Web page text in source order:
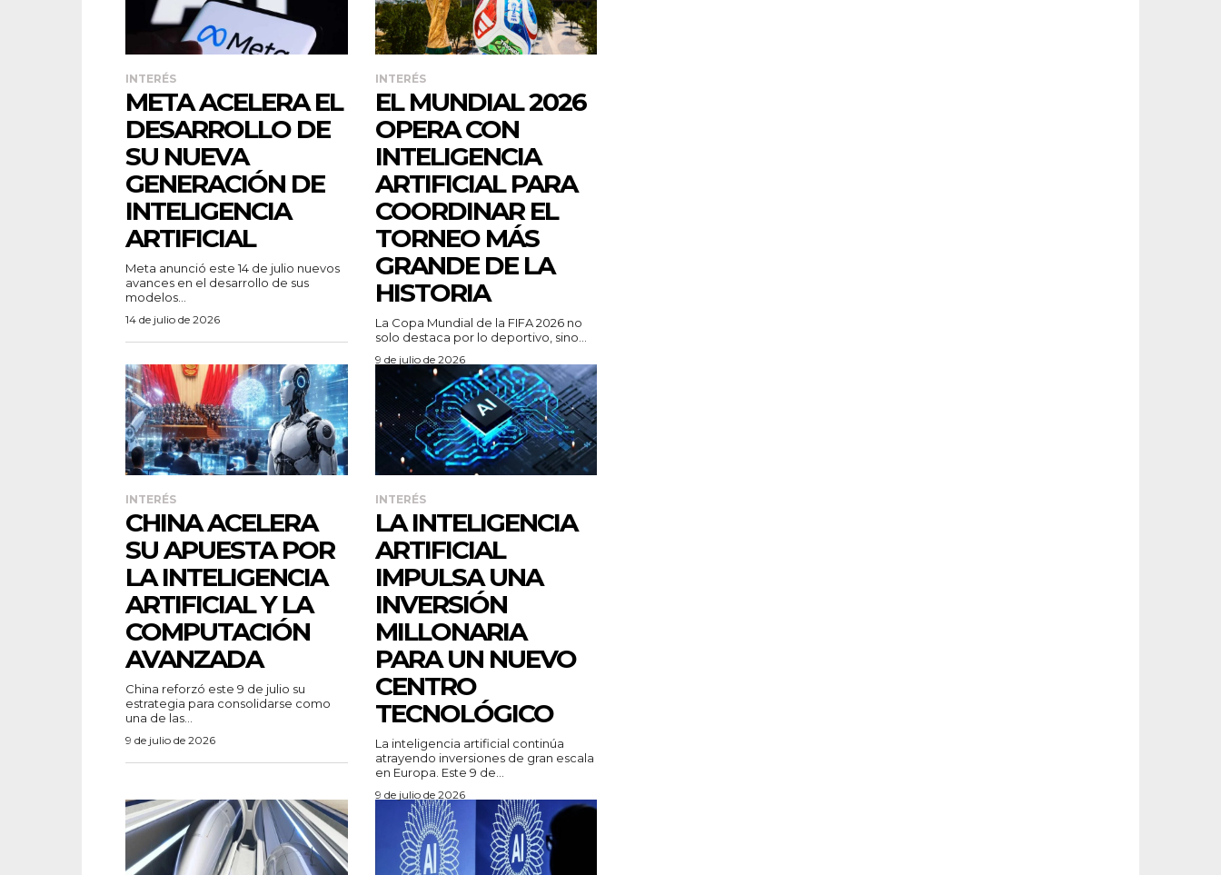
INTERÉS
META ACELERA EL
DESARROLLO DE
SU NUEVA
GENERACIÓN DE
INTELIGENCIA
ARTIFICIAL
Meta anunció este 14 de julio nuevos
avances en el desarrollo de sus
modelos...
14 de julio de 2026
INTERÉS
EL MUNDIAL 2026
OPERA CON
INTELIGENCIA
ARTIFICIAL PARA
COORDINAR EL
TORNEO MÁS
GRANDE DE LA
HISTORIA
La Copa Mundial de la FIFA 2026 no
solo destaca por lo deportivo, sino...
9 de julio de 2026
INTERÉS
CHINA ACELERA
SU APUESTA POR
LA INTELIGENCIA
ARTIFICIAL Y LA
COMPUTACIÓN
AVANZADA
China reforzó este 9 de julio su
estrategia para consolidarse como
una de las...
9 de julio de 2026
INTERÉS
LA INTELIGENCIA
ARTIFICIAL
IMPULSA UNA
INVERSIÓN
MILLONARIA
PARA UN NUEVO
CENTRO
TECNOLÓGICO
La inteligencia artificial continúa
atrayendo inversiones de gran escala
en Europa. Este 9 de...
9 de julio de 2026